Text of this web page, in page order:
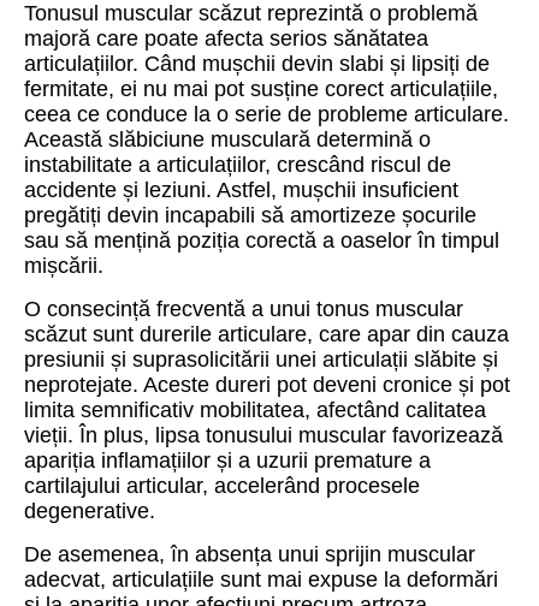
Tonusul muscular scăzut reprezintă o problemă
majoră care poate afecta serios sănătatea
articulațiilor. Când mușchii devin slabi și lipsiți de
fermitate, ei nu mai pot susține corect articulațiile,
ceea ce conduce la o serie de probleme articulare.
Această slăbiciune musculară determină o
instabilitate a articulațiilor, crescând riscul de
accidente și leziuni. Astfel, mușchii insuficient
pregătiți devin incapabili să amortizeze șocurile
sau să mențină poziția corectă a oaselor în timpul
mișcării.
O consecință frecventă a unui tonus muscular
scăzut sunt durerile articulare, care apar din cauza
presiunii și suprasolicitării unei articulații slăbite și
neprotejate. Aceste dureri pot deveni cronice și pot
limita semnificativ mobilitatea, afectând calitatea
vieții. În plus, lipsa tonusului muscular favorizează
apariția inflamațiilor și a uzurii premature a
cartilajului articular, accelerând procesele
degenerative.
De asemenea, în absența unui sprijin muscular
adecvat, articulațiile sunt mai expuse la deformări